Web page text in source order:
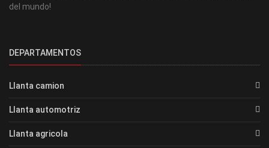
del mundo!
DEPARTAMENTOS
Llanta camion
Llanta automotriz
Llanta agricola